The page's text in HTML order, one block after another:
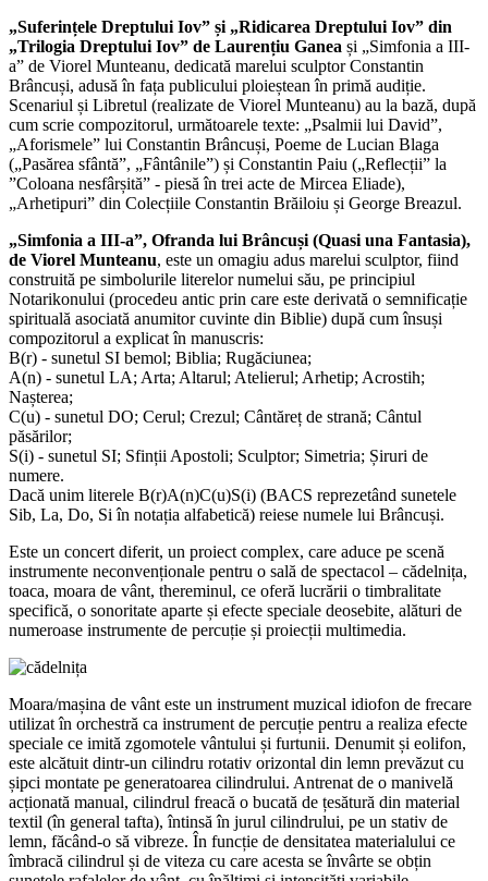
„Suferințele Dreptului Iov” și „Ridicarea Dreptului Iov” din
„Trilogia Dreptului Iov” de Laurențiu Ganea și „Simfonia a III-
a” de Viorel Munteanu, dedicată marelui sculptor Constantin
Brâncuși, adusă în fața publicului ploieștean în primă audiție.
Scenariul și Libretul (realizate de Viorel Munteanu) au la bază, după
cum scrie compozitorul, următoarele texte: „Psalmii lui David”,
„Aforismele” lui Constantin Brâncuși, Poeme de Lucian Blaga
(„Pasărea sfântă”, „Fântânile”) și Constantin Paiu („Reflecții” la
”Coloana nesfârșită” - piesă în trei acte de Mircea Eliade),
„Arhetipuri” din Colecțiile Constantin Brăiloiu și George Breazul.
„Simfonia a III-a”, Ofranda lui Brâncuși (Quasi una Fantasia),
de Viorel Munteanu, este un omagiu adus marelui sculptor, fiind
construită pe simbolurile literelor numelui său, pe principiul
Notarikonului (procedeu antic prin care este derivată o semnificație
spirituală asociată anumitor cuvinte din Biblie) după cum însuși
compozitorul a explicat în manuscris:
B(r) - sunetul SI bemol; Biblia; Rugăciunea;
A(n) - sunetul LA; Arta; Altarul; Atelierul; Arhetip; Acrostih;
Nașterea;
C(u) - sunetul DO; Cerul; Crezul; Cântăreț de strană; Cântul
păsărilor;
S(i) - sunetul SI; Sfinții Apostoli; Sculptor; Simetria; Șiruri de
numere.
Dacă unim literele B(r)A(n)C(u)S(i) (BACS reprezetând sunetele
Sib, La, Do, Si în notația alfabetică) reiese numele lui Brâncuși.
Este un concert diferit, un proiect complex, care aduce pe scenă
instrumente neconvenționale pentru o sală de spectacol – cădelnița,
toaca, moara de vânt, thereminul, ce oferă lucrării o timbralitate
specifică, o sonoritate aparte și efecte speciale deosebite, alături de
numeroase instrumente de percuție și proiecții multimedia.
Moara/mașina de vânt este un instrument muzical idiofon de frecare
utilizat în orchestră ca instrument de percuție pentru a realiza efecte
speciale ce imită zgomotele vântului și furtunii. Denumit și eolifon,
este alcătuit dintr-un cilindru rotativ orizontal din lemn prevăzut cu
șipci montate pe generatoarea cilindrului. Antrenat de o manivelă
acționată manual, cilindrul freacă o bucată de țesătură din material
textil (în general tafta), întinsă în jurul cilindrului, pe un stativ de
lemn, făcând-o să vibreze. În funcție de densitatea materialului ce
îmbracă cilindrul și de viteza cu care acesta se învârte se obțin